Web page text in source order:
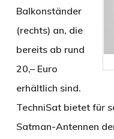
Balkonständer
(rechts) an, die
bereits ab rund
20,– Euro
erhältlich sind.
TechniSat bietet für
Satman-Antennen